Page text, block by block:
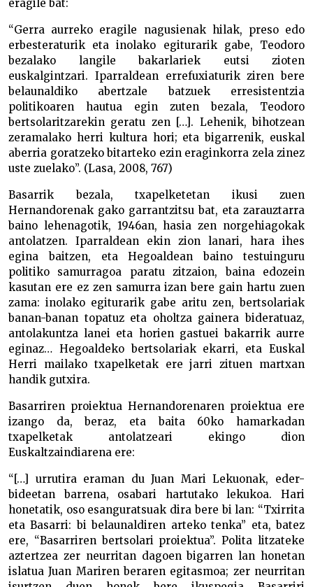
eragile bat:
“Gerra aurreko eragile nagusienak hilak, preso edo
erbesteraturik eta inolako egiturarik gabe, Teodoro
bezalako langile bakarlariek eutsi zioten
euskalgintzari. Iparraldean errefuxiaturik ziren bere
belaunaldiko abertzale batzuek erresistentzia
politikoaren hautua egin zuten bezala, Teodoro
bertsolaritzarekin geratu zen […]. Lehenik, bihotzean
zeramalako herri kultura hori; eta bigarrenik, euskal
aberria goratzeko bitarteko ezin eraginkorra zela zinez
uste zuelako”. (Lasa, 2008, 767)
Basarrik bezala, txapelketetan ikusi zuen
Hernandorenak gako garrantzitsu bat, eta zarauztarra
baino lehenagotik, 1946an, hasia zen norgehiagokak
antolatzen. Iparraldean ekin zion lanari, hara ihes
egina baitzen, eta Hegoaldean baino testuinguru
politiko samurragoa paratu zitzaion, baina edozein
kasutan ere ez zen samurra izan bere gain hartu zuen
zama: inolako egiturarik gabe aritu zen, bertsolariak
banan-banan topatuz eta oholtza gainera bideratuaz,
antolakuntza lanei eta horien gastuei bakarrik aurre
eginaz… Hegoaldeko bertsolariak ekarri, eta Euskal
Herri mailako txapelketak ere jarri zituen martxan
handik gutxira.
Basarriren proiektua Hernandorenaren proiektua ere
izango da, beraz, eta baita 60ko hamarkadan
txapelketak antolatzeari ekingo dion
Euskaltzaindiarena ere:
“[…] urrutira eraman du Juan Mari Lekuonak, eder-
bideetan barrena, osabari hartutako lekukoa. Hari
honetatik, oso esanguratsuak dira bere bi lan: “Txirrita
eta Basarri: bi belaunaldiren arteko tenka” eta, batez
ere, “Basarriren bertsolari proiektua”. Polita litzateke
aztertzea zer neurritan dagoen bigarren lan honetan
islatua Juan Mariren beraren egitasmoa; zer neurritan